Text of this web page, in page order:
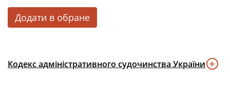
Додати в обране
Кодекс адміністративного судочинства України